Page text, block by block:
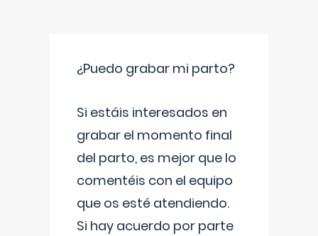
¿Puedo grabar mi parto?
Si estáis interesados en
grabar el momento final
del parto, es mejor que lo
comentéis con el equipo
que os esté atendiendo.
Si hay acuerdo por parte